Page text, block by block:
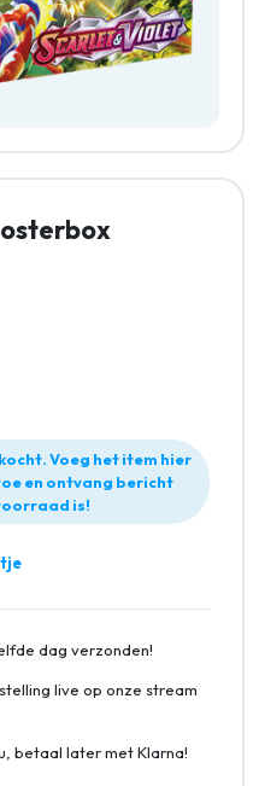
Voeg het item hier
en ontvang bericht
is!
dag verzonden!
live op onze stream
betaal later met Klarna!